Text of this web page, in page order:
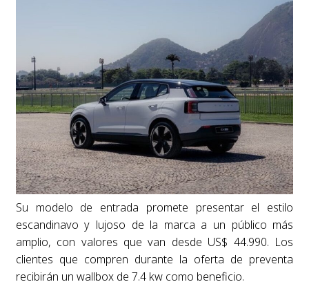
Su modelo de entrada promete presentar el estilo
escandinavo y lujoso de la marca a un público más
amplio, con valores que van desde US$ 44.990. Los
clientes que compren durante la oferta de preventa
recibirán un wallbox de 7.4 kw como beneficio.